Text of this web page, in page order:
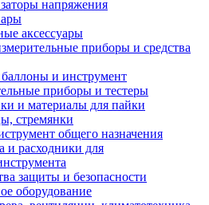
напряжения
аксессуары
приборы и средства
и инструмент
приборы и тестеры
и материалы для пайки
стремянки
общего назначения
и расходники для
защиты и безопасности
оборудование